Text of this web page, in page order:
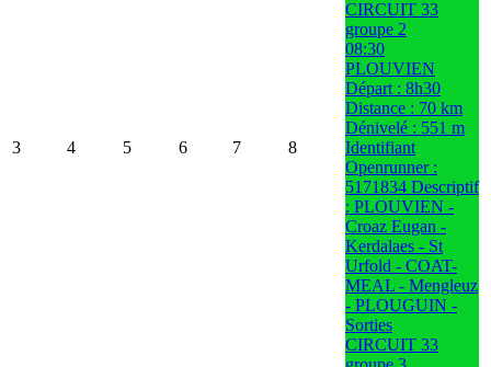
3 4 5 6 7 8
CIRCUIT 33
groupe 2
08:30
PLOUVIEN
Départ : 8h30
Distance : 70 km
Dénivelé : 551 m
Identifiant
Openrunner :
5171834 Descriptif
: PLOUVIEN -
Croaz Eugan -
Kerdalaes - St
Urfold - COAT-
MEAL - Mengleuz
- PLOUGUIN -
Sorties
CIRCUIT 33